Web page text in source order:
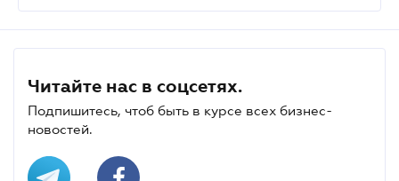
Читайте нас в соцсетях.
Подпишитесь, чтоб быть в курсе всех бизнес-
новостей.